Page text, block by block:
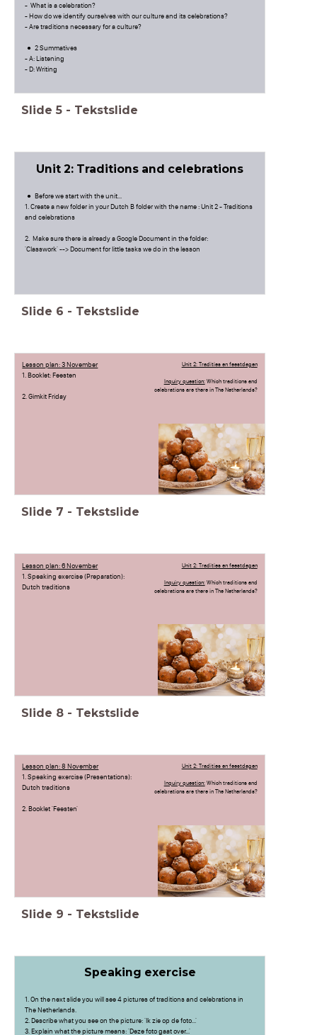
- What is a celebration?
- How do we identify ourselves with our culture and its celebrations?
- Are traditions necessary for a culture?
2 Summatives
- A: Listening
- D: Writing
Slide 5 - Tekstslide
Unit 2: Traditions and celebrations
Before we start with the unit...
1. Create a new folder in your Dutch B folder with the name : Unit 2 - Traditions
and celebrations
2. Make sure there is already a Google Document in the folder:
'Classwork' --> Document for little tasks we do in the lesson
Slide 6 - Tekstslide
Lesson plan: 3 November
1. Booklet: Feesten
2. Gimkit Friday
Unit 2: Tradities en feestdagen
Inquiry question:Which traditions and
celebrations are there in The Netherlands?
Slide 7 - Tekstslide
Lesson plan: 6 November
1. Speaking exercise (Preparation):
Dutch traditions
Unit 2: Tradities en feestdagen
Inquiry question:Which traditions and
celebrations are there in The Netherlands?
Slide 8 - Tekstslide
Lesson plan: 8 November
1. Speaking exercise (Presentations):
Dutch traditions
2. Booklet 'Feesten'
Unit 2: Tradities en feestdagen
Inquiry question:Which traditions and
celebrations are there in The Netherlands?
Slide 9 - Tekstslide
Speaking exercise
1. On the next slide you will see 4 pictures of traditions and celebrations in
The Netherlands.
2. Describe what you see on the picture: 'Ik zie op de foto...'
3. Explain what the picture means: 'Deze foto gaat over...'